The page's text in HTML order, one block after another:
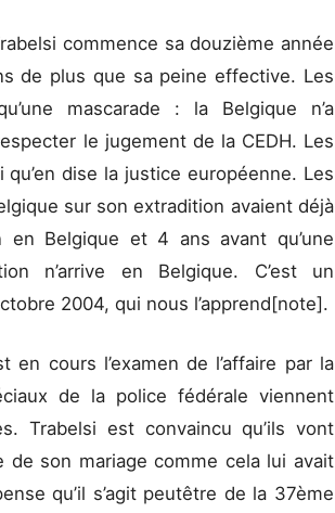
commence sa douzième année
de plus que sa peine effective. Les
mascarade : la Belgique n’a
le jugement de la CEDH. Les
dise la justice européenne. Les
sur son extradition avaient déjà
Belgique et 4 ans avant qu’une
n’arrive en Belgique. C’est un
2004, qui nous l’apprend[note].
cours l’examen de l’affaire par la
de la police fédérale viennent
Trabelsi est convaincu qu’ils vont
de son mariage comme cela lui avait
qu’il s’agit peutêtre de la 37ème